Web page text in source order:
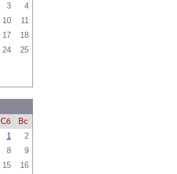
3
4
10
11
17
18
24
25
Сб
Вс
1
2
8
9
15
16